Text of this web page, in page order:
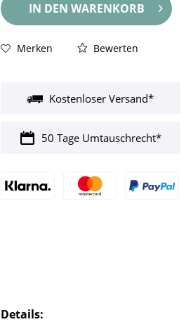
IN DEN WARENKORB
Merken Bewerten
Kostenloser Versand*
50 Tage Umtauschrecht*
Details: